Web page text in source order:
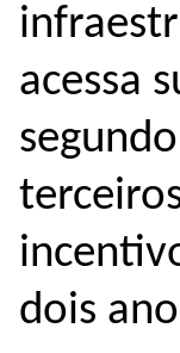
acessa
dois